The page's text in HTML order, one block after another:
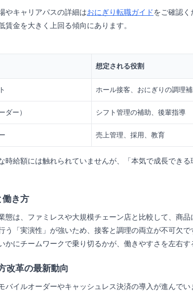
やキャリアパスの詳細はおにぎり転職ガイド をご確認
賃金を大きく上回る傾向にあります。
想定される役割
ホール接客、おにぎりの調理
ダー） シフト管理の補助、後輩指導
売上管理、採用、教育
時給額には触れられていませんが、「本気で成長でき
働き方
態は、ファミレスや大規模チェーン店と比較して、商
う「実演性」が強いため、接客と調理の両立が不可欠
かにチームワークで乗り切るかが、働きやすさを左右す
改革の最新動向
バイルオーダーやキャッシュレス決済の導入が進んで